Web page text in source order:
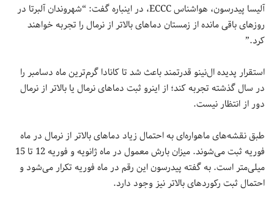
آلیسا پیدرسون، هواشناس ECCC، در اینباره گفت: “شهروندان آلبرتا در
روزهای باقی مانده از زمستان دماهای بالاتر از نرمال را تجربه خواهند
کرد.”
استقرار پدیده ال‌نینو قدرتمند باعث شد تا کانادا گرم‌ترین ماه دسامبر را
در سال گذشته تجربه کند؛ از اینرو ثبت دماهای نرمال یا بالاتر از نرمال
دور از انتظار نیست.
طبق نقشه‌های ماهواره‌ای به احتمال زیاد دماهای بالاتر از نرمال در ماه
فوریه ثبت می‌شوند. میزان بارش معمول در ماه ژانویه و فوریه 12 تا 15
میلی‌متر است. به گفته پیدرسون این رقم در ماه فوریه تکرار می‌شود و
احتمال ثبت رکوردهای بالاتر نیز وجود دارد.